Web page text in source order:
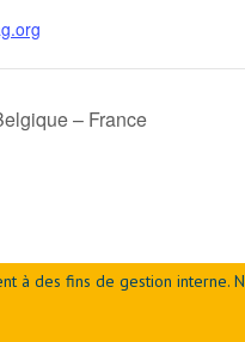
– France
à des fins de gestion interne.